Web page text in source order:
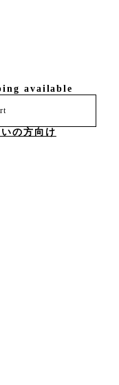
available
の方向け